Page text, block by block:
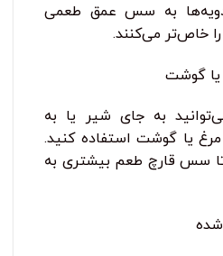
به سس عمق طعمی
خاص‌تر می‌کنند.
یا گوشت
به جای شیر یا به
یا گوشت استفاده کنید.
سس قارچ طعم بیشتری به